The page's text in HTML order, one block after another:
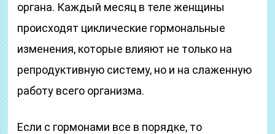
органа. Каждый месяц в теле женщины
происходят циклические гормональные
изменения, которые влияют не только на
репродуктивную систему, но и на слаженную
работу всего организма.
Если с гормонами все в порядке, то